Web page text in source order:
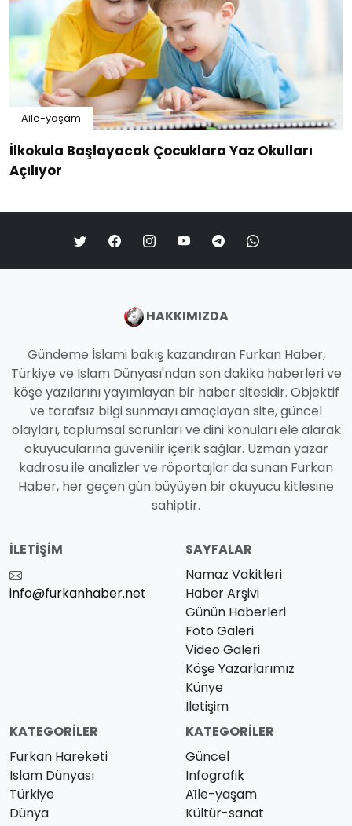
Ai̇le-yaşam
İlkokula Başlayacak Çocuklara Yaz Okulları
Açılıyor
HAKKIMIZDA
Gündeme İslami bakış kazandıran Furkan Haber,
Türkiye ve İslam Dünyası'ndan son dakika haberleri ve
köşe yazılarını yayımlayan bir haber sitesidir. Objektif
ve tarafsız bilgi sunmayı amaçlayan site, güncel
olayları, toplumsal sorunları ve dini konuları ele alarak
okuyucularına güvenilir içerik sağlar. Uzman yazar
kadrosu ile analizler ve röportajlar da sunan Furkan
Haber, her geçen gün büyüyen bir okuyucu kitlesine
sahiptir.
İLETIŞIM
info@furkanhaber.net
SAYFALAR
Namaz Vakitleri
Haber Arşivi
Günün Haberleri
Foto Galeri
Video Galeri
Köşe Yazarlarımız
Künye
İletişim
KATEGORILER
Furkan Hareketi
İslam Dünyası
Türkiye
Dünya
KATEGORILER
Güncel
İnfografik
Ai̇le-yaşam
Kültür-sanat